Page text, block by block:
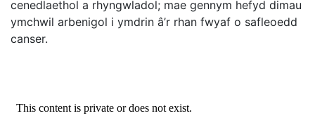
cenedlaethol a rhyngwladol; mae gennym hefyd dimau
ymchwil arbenigol i ymdrin â’r rhan fwyaf o safleoedd
canser.